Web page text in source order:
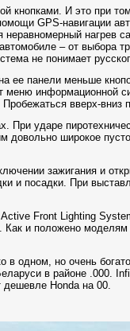
кнопками. И это при
GPS-навигации
неравномерный нагрев
– от выбора
не понимает
ее панели меньше
меню информационной
вверх-
При ударе
довольно широкое
зажигания и
и посадки. При
Front Lighting
и положено
в одном, но очень
в районе .000.
дешевле Honda на 00.